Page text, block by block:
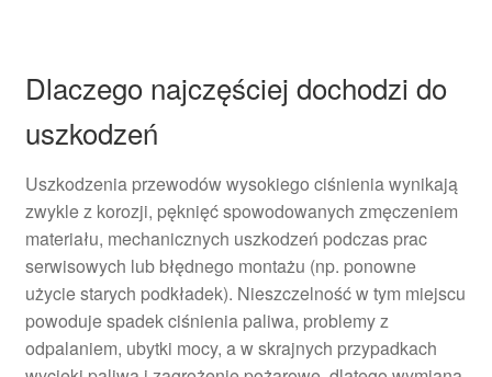
Dlaczego najczęściej dochodzi do
uszkodzeń
Uszkodzenia przewodów wysokiego ciśnienia wynikają
zwykle z korozji, pęknięć spowodowanych zmęczeniem
materiału, mechanicznych uszkodzeń podczas prac
serwisowych lub błędnego montażu (np. ponowne
użycie starych podkładek). Nieszczelność w tym miejscu
powoduje spadek ciśnienia paliwa, problemy z
odpalaniem, ubytki mocy, a w skrajnych przypadkach